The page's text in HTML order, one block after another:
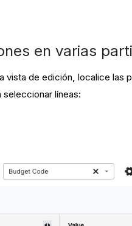
en varias
vista de edición,localice las
seleccionar líneas: